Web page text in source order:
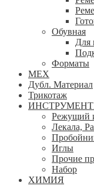
Обувная
Для
Форматы
МЕХ
Дубл. Материал
Трикотаж
Режущий
Лекала,
Иглы
Прочие
Набор
ХИМИЯ